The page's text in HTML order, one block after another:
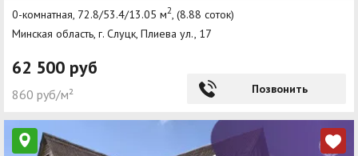
0-комнатная, 72.8/53.4/13.05 м2, (8.88 соток)
Минская область, г. Слуцк, Плиева ул., 17
62 500 руб
860 руб/м² Позвонить